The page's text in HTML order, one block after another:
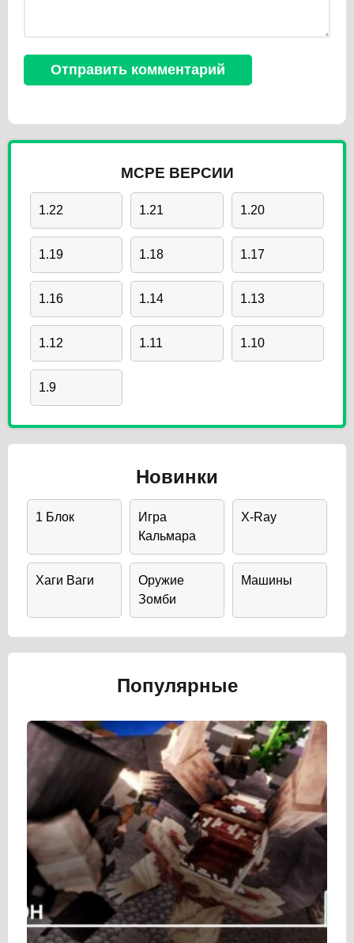
MCPE ВЕРСИИ
1.22 1.21 1.20
1.19 1.18 1.17
1.16 1.14 1.13
1.12 1.11 1.10
1.9
Новинки
1 Блок
Игра
Кальмара
X-Ray
Хаги Ваги
Оружие
Зомби
Машины
Популярные